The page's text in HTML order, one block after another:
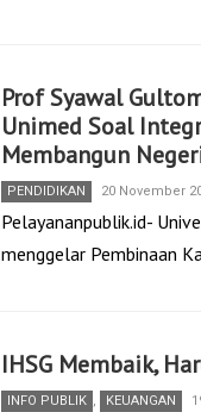
Prof Syawal
Unimed Soal
Membangun
PENDIDIKAN 20 November
Pelayananpublik.id-
menggelar Pembinaan
IHSG Membaik,
INFO PUBLIK , KEUANGAN